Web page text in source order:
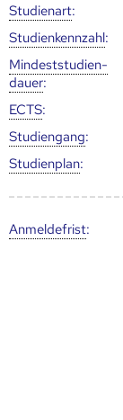
Studienart:
Studien­kenn­zahl:
Mindest­studien­
dauer:
ECTS:
Studien­gang:
Studien­plan:
Anmelde­frist: